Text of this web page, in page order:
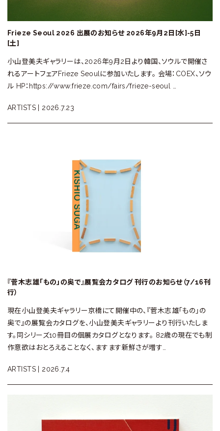
Frieze Seoul 2026 出展のお知らせ 2026年9月2日[水]-5日
[土]
小山登美夫ギャラリーは、2026年9月2日より韓国、ソウルで開催さ
れるアートフェアFrieze Seoulに参加いたします。 会場：COEX、ソウ
ル HP：https://www.frieze.com/fairs/frieze-seoul …
ARTISTS | 2026.7.23
『菅木志雄「もの」の奥で』展覧会カタログ 刊行のお知らせ（7/16刊
行）
現在小山登美夫ギャラリー京橋にて開催中の、『菅木志雄「もの」の
奥で』の展覧会カタログを、小山登美夫ギャラリーより刊行いたしま
す。同シリーズ10冊目の個展カタログとなります。 82歳の現在でも制
作意欲はおとろえることなく、ますます新鮮さが増す…
ARTISTS | 2026.7.4